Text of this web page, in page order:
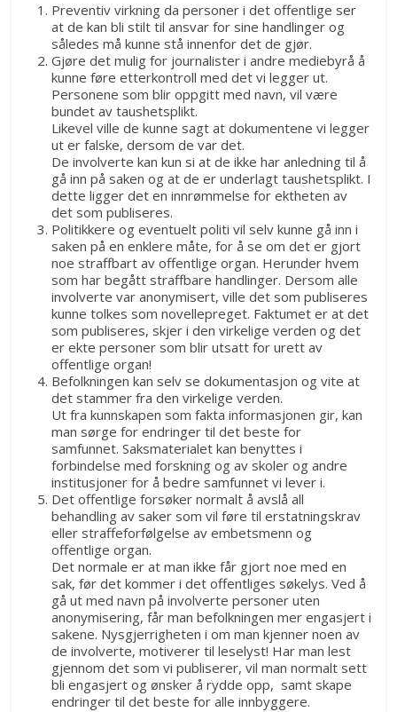
Preventiv virkning da personer i det offentlige ser
at de kan bli stilt til ansvar for sine handlinger og
således må kunne stå innenfor det de gjør.
Gjøre det mulig for journalister i andre mediebyrå å
kunne føre etterkontroll med det vi legger ut.
Personene som blir oppgitt med navn, vil være
bundet av taushetsplikt.
Likevel ville de kunne sagt at dokumentene vi legger
ut er falske, dersom de var det.
De involverte kan kun si at de ikke har anledning til å
gå inn på saken og at de er underlagt taushetsplikt. I
dette ligger det en innrømmelse for ektheten av
det som publiseres.
Politikkere og eventuelt politi vil selv kunne gå inn i
saken på en enklere måte, for å se om det er gjort
noe straffbart av offentlige organ. Herunder hvem
som har begått straffbare handlinger. Dersom alle
involverte var anonymisert, ville det som publiseres
kunne tolkes som novellepreget. Faktumet er at det
som publiseres, skjer i den virkelige verden og det
er ekte personer som blir utsatt for urett av
offentlige organ!
Befolkningen kan selv se dokumentasjon og vite at
det stammer fra den virkelige verden.
Ut fra kunnskapen som fakta informasjonen gir, kan
man sørge for endringer til det beste for
samfunnet. Saksmaterialet kan benyttes i
forbindelse med forskning og av skoler og andre
institusjoner for å bedre samfunnet vi lever i.
Det offentlige forsøker normalt å avslå all
behandling av saker som vil føre til erstatningskrav
eller straffeforfølgelse av embetsmenn og
offentlige organ.
Det normale er at man ikke får gjort noe med en
sak, før det kommer i det offentliges søkelys. Ved å
gå ut med navn på involverte personer uten
anonymisering, får man befolkningen mer engasjert i
sakene. Nysgjerrigheten i om man kjenner noen av
de involverte, motiverer til leselyst! Har man lest
gjennom det som vi publiserer, vil man normalt sett
bli engasjert og ønsker å rydde opp, samt skape
endringer til det beste for alle innbyggere.